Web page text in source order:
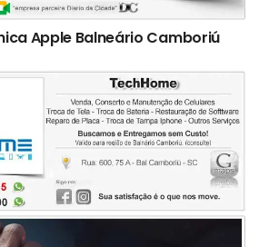
Apple Balneário Camboriú